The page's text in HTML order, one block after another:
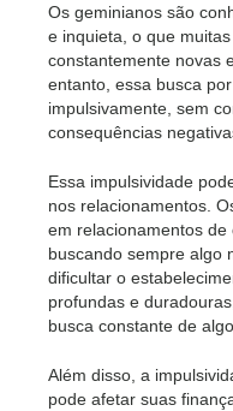
Os geminianos são
e inquieta, o que
constantemente novas
entanto, essa busca
impulsivamente, sem
consequências
Essa impulsividade
nos relacionamentos.
em relacionamentos de
buscando sempre algo
dificultar o
profundas e
busca constante de
Além disso, a
pode afetar suas